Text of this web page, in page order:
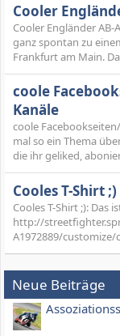
Cooler
Cooler Engländer AB-
ganz spontan zu
Frankfurt am Main.
coole
Kanäle
coole
mal so ein Thema
die ihr geliked,
Cooles T-Shirt ;)
Cooles T-Shirt ;): Das
http://
A1972889/
Neue Beiträge